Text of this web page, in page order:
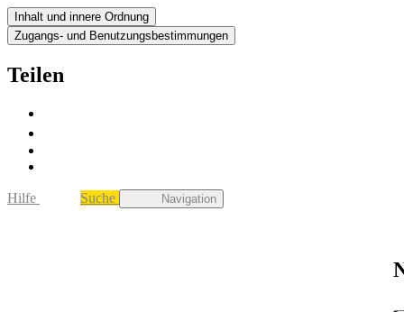
Inhalt und innere Ordnung
Zugangs- und Benutzungsbestimmungen
Teilen
Hilfe Suche Navigation